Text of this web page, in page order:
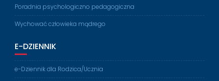
Poradnia psychologiczno pedagogiczna
Wychować człowieka mądrego
E-DZIENNIK
e-Dziennik dla Rodzica/Ucznia